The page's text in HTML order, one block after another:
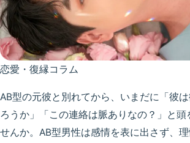
恋愛・復縁コラム
AB型の元彼と別れてから、いまだに「彼
ろうか」「この連絡は脈ありなの？」と頭
せんか。AB型男性は感情を表に出さず、